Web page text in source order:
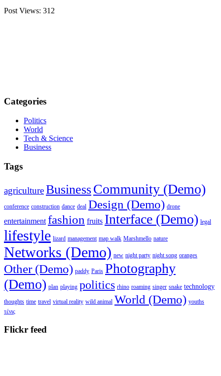
Post Views: 312
Categories
Politics
World
Tech & Science
Business
Tags
agricultureBusinessCommunity (Demo)
conference construction dance deal Design (Demo) drone
entertainment fashion fruits Interface (Demo) legal
lifestyle lizard management map walk Marshmello nature
Networks (Demo) new night party night song oranges
Other (Demo) paddy Paris Photography
(Demo) plan playing politics rhino roaming singer snake technology
thoughts time travel virtual reality wild animal World (Demo) youths
τένις
Flickr feed